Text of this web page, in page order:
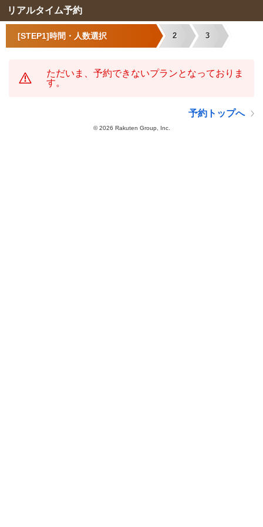
リアルタイム予約
[STEP1]時間・人数選択 2 3
ただいま、予約できないプランとなっておりま
す。
予約トップへ
©2026 Rakuten Group, Inc.